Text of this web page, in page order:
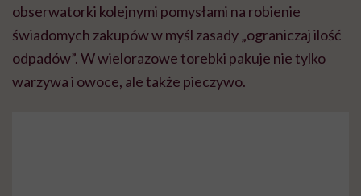
obserwatorki kolejnymi pomysłami na robienie
świadomych zakupów w myśl zasady „ograniczaj ilość
odpadów”. W wielorazowe torebki pakuje nie tylko
warzywa i owoce, ale także pieczywo.